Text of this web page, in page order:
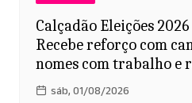
Calçadão Eleições
Recebe reforço com
nomes com trabalho e
sáb, 01/08/2026